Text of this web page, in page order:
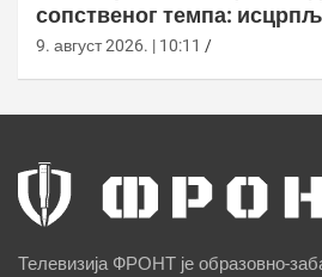
сопственог темпа:
проблеми са снабдевањем
9. август 2026. | 10:11
Телевизија ФРОНТ је образовно-